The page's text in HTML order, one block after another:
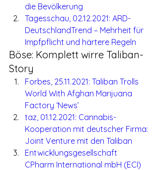
die Bevölkerung
Tagesschau, 02.12.2021: ARD-
DeutschlandTrend – Mehrheit für
Impfpflicht und härtere Regeln
Böse: Komplett wirre Taliban-
Story
Forbes, 25.11.2021: Taliban Trolls
World With Afghan Marijuana
Factory ‘News’
taz, 01.12.2021: Cannabis-
Kooperation mit deutscher Firma:
Joint Venture mit den Taliban
Entwicklungsgesellschaft
CPharm International mbH (ECI)